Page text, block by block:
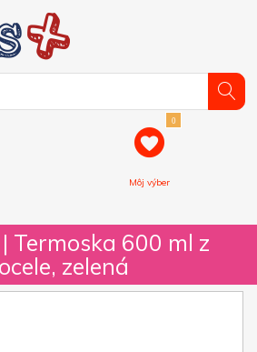
0
Môj výber
| Termoska 600 ml z
zelená